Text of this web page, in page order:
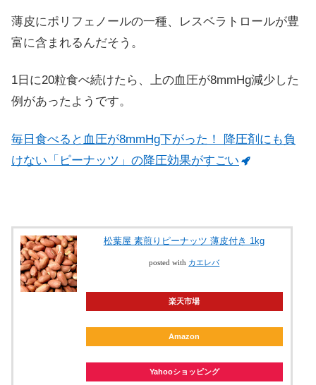
薄皮にポリフェノールの一種、レスベラトロールが豊
富に含まれるんだそう。
1日に20粒食べ続けたら、上の血圧が8mmHg減少した
例があったようです。
毎日食べると血圧が8mmHg下がった！ 降圧剤にも負
けない「ピーナッツ」の降圧効果がすごい
松葉屋 素煎りピーナッツ 薄皮付き 1kg
posted with カエレバ
楽天市場
Amazon
Yahooショッピング